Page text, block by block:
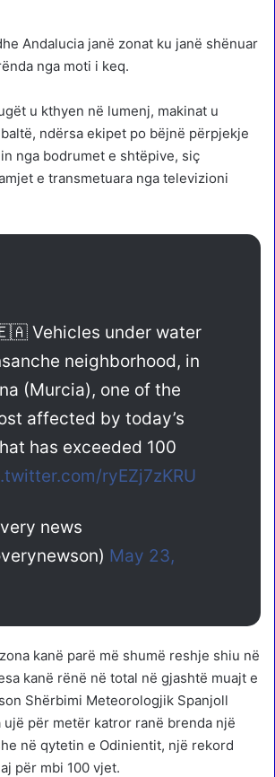
Andalucia janë zonat ku janë shënuar
nga moti i keq.
u kthyen në lumenj, makinat u
ndërsa ekipet po bëjnë përpjekje
nga bodrumet e shtëpive, siç
e transmetuara nga televizioni
Vehicles under water
neighborhood, in
(Murcia), one of the
affected by today’s
has exceeded 100
ryEZj7zKRU
news
May 23,
kanë parë më shumë reshje shiu në
kanë rënë në total në gjashtë muajt e
Shërbimi Meteorologjik Spanjoll
ujë për metër katror ranë brenda një
në qytetin e Odinientit, një rekord
për mbi 100 vjet.